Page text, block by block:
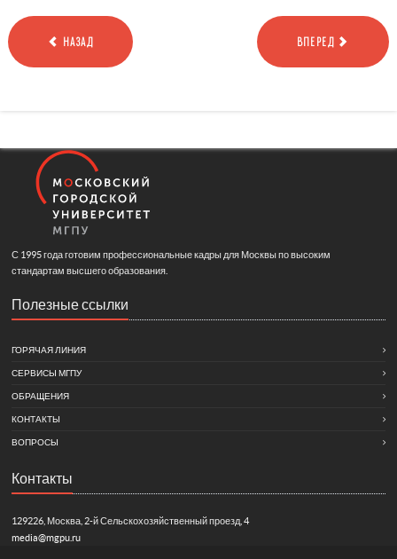
НАЗАД ВПЕРЕД
С 1995 года готовим профессиональные кадры для Москвы по высоким
стандартам высшего образования.
Полезные ссылки
ГОРЯЧАЯ ЛИНИЯ
СЕРВИСЫ МГПУ
ОБРАЩЕНИЯ
КОНТАКТЫ
ВОПРОСЫ
Контакты
129226, Москва, 2-й Сельскохозяйственный проезд, 4
media@mgpu.ru